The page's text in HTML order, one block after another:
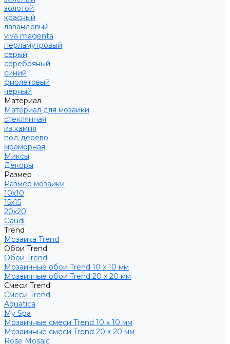
золотой
красный
лавандовый
viva magenta
перламутровый
серый
серебряный
синий
фиолетовый
черный
Материал
Материал для мозаики
стеклянная
из камня
под дерево
мраморная
Миксы
Декоры
Размер
Размер мозаики
10х10
15х15
20х20
Gaudi
Trend
Мозаика Trend
Обои Trend
Обои Trend
Мозаичные обои Trend 10 х 10 мм
Мозаичные обои Trend 20 х 20 мм
Смеси Trend
Смеси Trend
Aquatica
My Spa
Мозаичные смеси Trend 10 х 10 мм
Мозаичные смеси Trend 20 х 20 мм
Rose Mosaic